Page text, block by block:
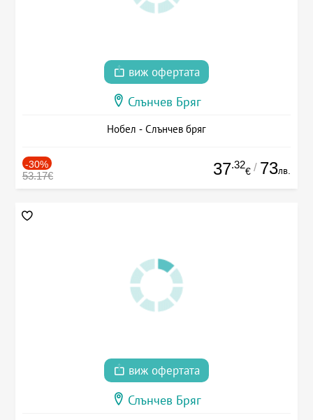
виж офертата
Слънчев Бряг
Нобел - Слънчев бряг
-30%
53.17€ 37.32
€ / 73лв.
виж офертата
Слънчев Бряг